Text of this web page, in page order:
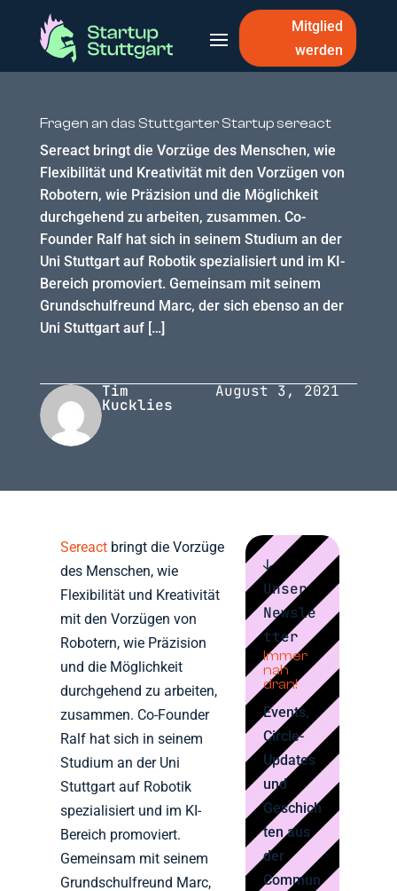
Mitglied
werden
Fragen an das Stuttgarter Startup sereact
Sereact bringt die Vorzüge des Menschen, wie
Flexibilität und Kreativität mit den Vorzügen von
Robotern, wie Präzision und die Möglichkeit
durchgehend zu arbeiten, zusammen. Co-
Founder Ralf hat sich in seinem Studium an der
Uni Stuttgart auf Robotik spezialisiert und im KI-
Bereich promoviert. Gemeinsam mit seinem
Grundschulfreund Marc, der sich ebenso an der
Uni Stuttgart auf […]
Tim
Kucklies
August 3, 2021
Sereact bringt die Vorzüge
des Menschen, wie
Flexibilität und Kreativität
mit den Vorzügen von
Robotern, wie Präzision
und die Möglichkeit
durchgehend zu arbeiten,
zusammen. Co-Founder
Ralf hat sich in seinem
Studium an der Uni
Stuttgart auf Robotik
spezialisiert und im KI-
Bereich promoviert.
Gemeinsam mit seinem
Grundschulfreund Marc,
↓
Unser
Newsle
tter
Immer
nah
dran!
Events,
Circle-
Updates
und
Geschich
ten aus
der
Commun